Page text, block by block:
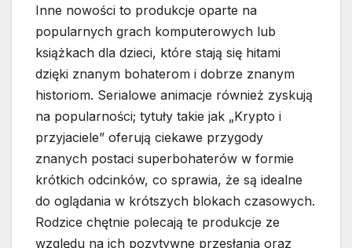
Inne nowości to produkcje oparte na
popularnych grach komputerowych lub
książkach dla dzieci, które stają się hitami
dzięki znanym bohaterom i dobrze znanym
historiom. Serialowe animacje również zyskują
na popularności; tytuły takie jak „Krypto i
przyjaciele” oferują ciekawe przygody
znanych postaci superbohaterów w formie
krótkich odcinków, co sprawia, że są idealne
do oglądania w krótszych blokach czasowych.
Rodzice chętnie polecają te produkcje ze
względu na ich pozytywne przesłania oraz